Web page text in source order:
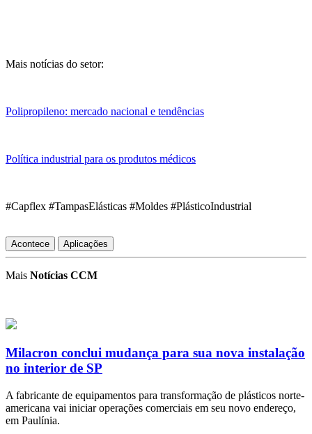
Mais notícias do setor:
Polipropileno: mercado nacional e tendências
Política industrial para os produtos médicos
#Capflex #TampasElásticas #Moldes #PlásticoIndustrial
Acontece Aplicações
Mais Notícias CCM
Milacron conclui mudança para sua nova instalação
no interior de SP
A fabricante de equipamentos para transformação de plásticos norte-
americana vai iniciar operações comerciais em seu novo endereço,
em Paulínia.